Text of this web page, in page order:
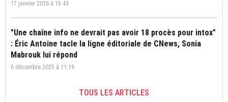
17 janvier 2026 à 15:43
"Une chaîne info ne devrait pas avoir 18 procès pour intox"
: Éric Antoine tacle la ligne éditoriale de CNews, Sonia
Mabrouk lui répond
6 décembre 2025 à 11:19
TOUS LES ARTICLES